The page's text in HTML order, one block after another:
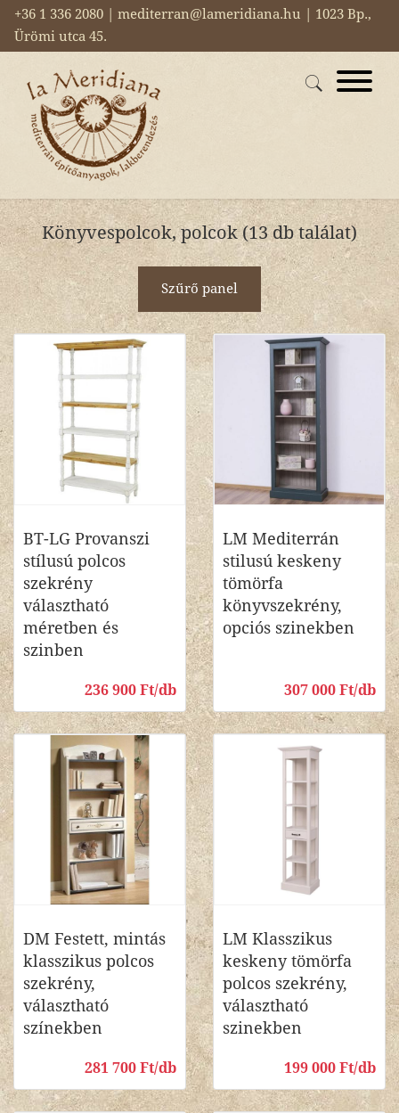
+36 1 336 2080 | mediterran@lameridiana.hu | 1023 Bp.,
Ürömi utca 45.
Könyvespolcok, polcok (13 db találat)
Szűrő panel
BT-LG Provanszi
stílusú polcos
szekrény
választható
méretben és
szinben
236 900 Ft/db
LM Mediterrán
stilusú keskeny
tömörfa
könyvszekrény,
opciós szinekben
307 000 Ft/db
DM Festett, mintás
klasszikus polcos
szekrény,
választható
színekben
281 700 Ft/db
LM Klasszikus
keskeny tömörfa
polcos szekrény,
választható
szinekben
199 000 Ft/db